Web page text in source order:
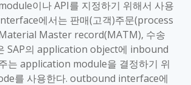
이나 API를 지정하기 위해서 사용
에서는 판매(고객)주문(process
Master record(MATM), 수송
SAP의 application object에 inbound
는 application module을 결정하기 위
를 사용한다. outbound interface에